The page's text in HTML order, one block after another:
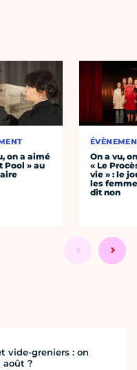
on a aimé
Pool » au
On a vu,
« Le
vie » : le
les
dit non
vide-greniers : on
août ?